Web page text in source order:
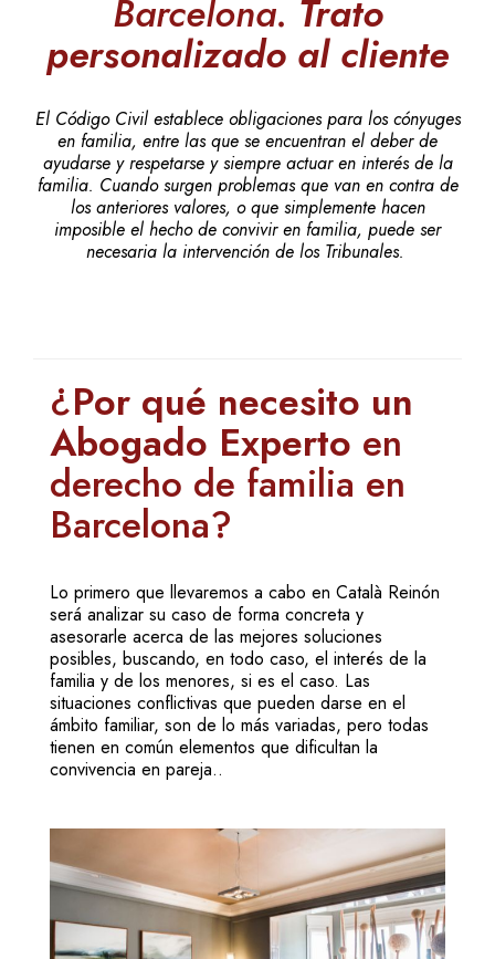
Barcelona. Trato
personalizado al cliente
El Código Civil establece obligaciones para los cónyuges
en familia, entre las que se encuentran el deber de
ayudarse y respetarse y siempre actuar en interés de la
familia. Cuando surgen problemas que van en contra de
los anteriores valores, o que simplemente hacen
imposible el hecho de convivir en familia, puede ser
necesaria la intervención de los Tribunales.
¿Por qué necesito un
Abogado Experto en
derecho de familia en
Barcelona?
Lo primero que llevaremos a cabo en Català Reinón
será analizar su caso de forma concreta y
asesorarle acerca de las mejores soluciones
posibles, buscando, en todo caso, el interés de la
familia y de los menores, si es el caso. Las
situaciones conflictivas que pueden darse en el
ámbito familiar, son de lo más variadas, pero todas
tienen en común elementos que dificultan la
convivencia en pareja..